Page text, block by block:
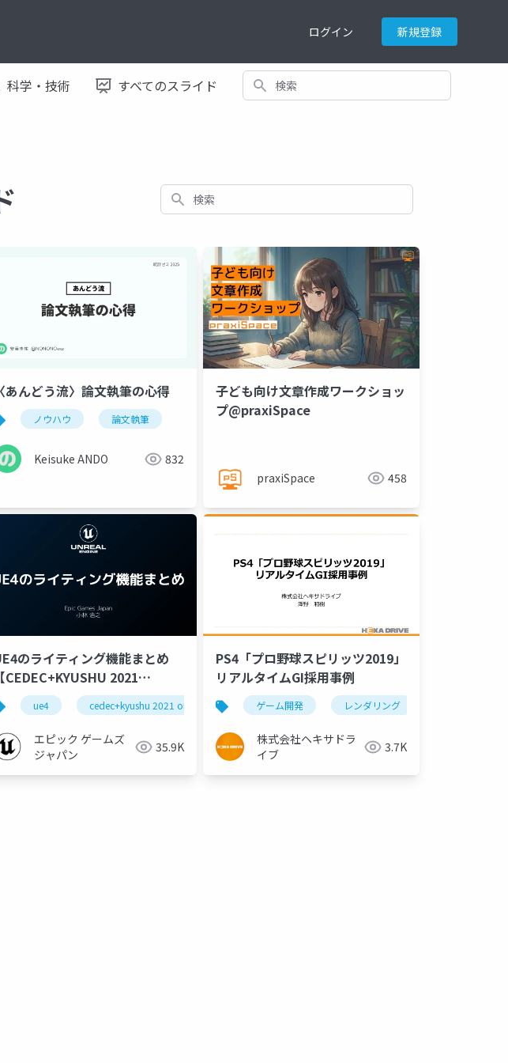
ログイン 新規登録
科学・技術 すべてのスライド 検索
検索
〈あんどう流〉論文執筆の心得
ノウハウ 論文執筆
Keisuke ANDO 832
子ども向け文章作成ワークショッ
プ@praxiSpace
praxiSpace 458
のライティング機能まとめ
【CEDEC+KYUSHU 2021
】
ue4 cedec+kyushu 2021 online ue-rendering ue-beginner
エピック ゲームズ
ジャパン
35.9K
PS4「プロ野球スピリッツ2019」
リアルタイムGI採用事例
ゲーム開発 レンダリング
株式会社ヘキサドラ
イブ
3.7K